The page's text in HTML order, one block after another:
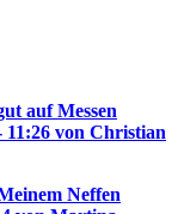
auf Messen
11:26 von Christian
Neffen